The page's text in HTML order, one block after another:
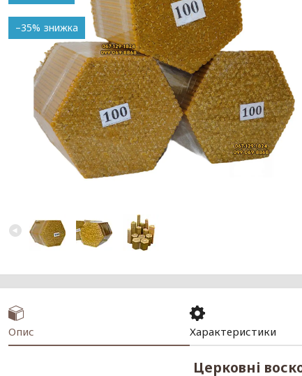
–35%
Опис Характеристики
Церковні